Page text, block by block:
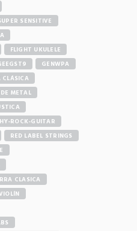
SENSITIVE
FLIGHT UKULELE
GENWPA
CLÁSICA
METAL
ROCK-GUITAR
RED LABEL STRINGS
CLASICA